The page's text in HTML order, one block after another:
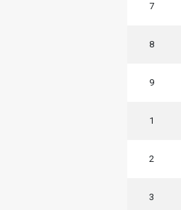
7
8
9
1
2
3